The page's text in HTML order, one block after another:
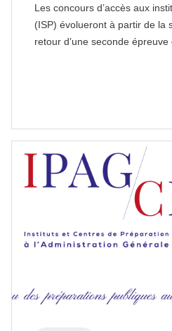
Les concours d’accès aux
(ISP) évolueront à partir de la
retour d’une seconde épreuve